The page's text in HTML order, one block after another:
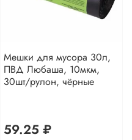
Мешки для мусора 30л,
ПВД Любаша, 10мкм,
30шт/рулон, чёрные
59.25 ₽